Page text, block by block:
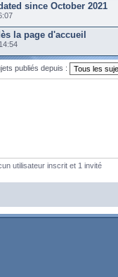
since October 2021
la page d'accueil
publiés depuis :
utilisateur inscrit et 1 invité